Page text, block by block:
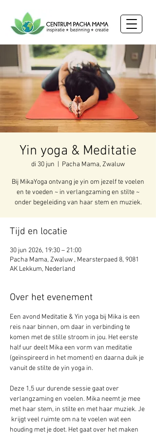
Yin yoga & Meditatie
di 30 jun Pacha Mama, Zwaluw
Bij MikaYoga ontvang je yin om jezelf te voelen
en te voeden ~ in verlangzaming en stilte ~
onder begeleiding van haar stem en muziek.
Tijd en locatie
30 jun 2026, 19:30 – 21:00
Pacha Mama, Zwaluw , Mearsterpaed 8, 9081
AK Lekkum, Nederland
Over het evenement
Een avond Meditatie & Yin yoga bij Mika is een
reis naar binnen, om daar in verbinding te
komen met de stille stroom in jou. Het eerste
half uur deelt Mika een vorm van meditatie
(geïnspireerd in het moment) en daarna duik je
vanuit de stilte de yin yoga in.
Deze 1,5 uur durende sessie gaat over
verlangzaming en voelen. Mika neemt je mee
met haar stem, in stilte en met haar muziek. Je
krijgt veel ruimte om na te voelen wat een
houding met je doet. Het gaat over het maken